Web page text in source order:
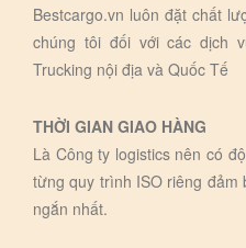
Bestcargo.vn luôn đặt chất
chúng tôi đối với các dịch
Trucking nội địa và Quốc Tế
THỜI GIAN GIAO HÀNG
Là Công ty logistics nên có
từng quy trình ISO riêng đảm
ngắn nhất.